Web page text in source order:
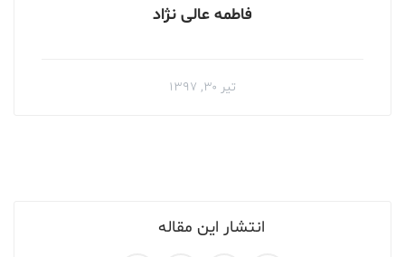
انتشار این مقاله
فاطمه عالی نژاد
تیر ۳۰, ۱۳۹۷